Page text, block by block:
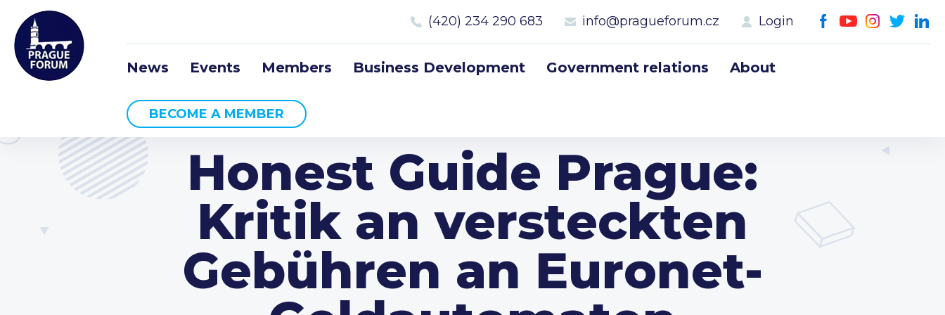
(420) 234 290 683 info@pragueforum.cz Login
News Events Members Business Development Government relations About
BECOME A MEMBER
Honest Guide Prague:
Kritik an versteckten
Gebühren an Euronet-